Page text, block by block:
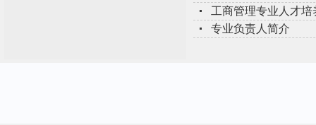
工商管理专业人才培
专业负责人简介